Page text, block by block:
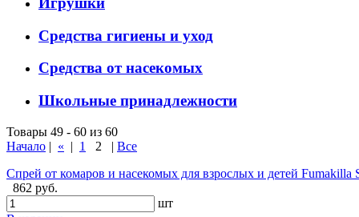
Средства гигиены и уход
Средства от насекомых
Школьные принадлежности
Товары 49 - 60 из 60
Начало | « | 1 2 | Все
Спрей от комаров и насекомых для взрослых и детей Fumakilla
862 руб.
шт